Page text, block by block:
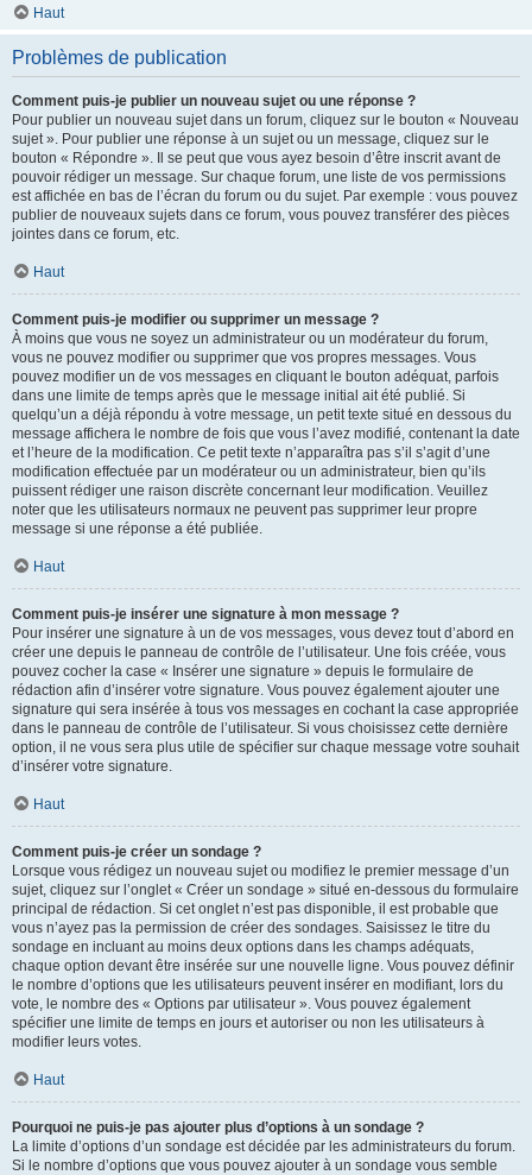
Haut
Problèmes de publication
Comment puis-je publier un nouveau sujet ou une réponse ?
Pour publier un nouveau sujet dans un forum, cliquez sur le bouton « Nouveau
sujet ». Pour publier une réponse à un sujet ou un message, cliquez sur le
bouton « Répondre ». Il se peut que vous ayez besoin d’être inscrit avant de
pouvoir rédiger un message. Sur chaque forum, une liste de vos permissions
est affichée en bas de l’écran du forum ou du sujet. Par exemple : vous pouvez
publier de nouveaux sujets dans ce forum, vous pouvez transférer des pièces
jointes dans ce forum, etc.
Haut
Comment puis-je modifier ou supprimer un message ?
À moins que vous ne soyez un administrateur ou un modérateur du forum,
vous ne pouvez modifier ou supprimer que vos propres messages. Vous
pouvez modifier un de vos messages en cliquant le bouton adéquat, parfois
dans une limite de temps après que le message initial ait été publié. Si
quelqu’un a déjà répondu à votre message, un petit texte situé en dessous du
message affichera le nombre de fois que vous l’avez modifié, contenant la date
et l’heure de la modification. Ce petit texte n’apparaîtra pas s’il s’agit d’une
modification effectuée par un modérateur ou un administrateur, bien qu’ils
puissent rédiger une raison discrète concernant leur modification. Veuillez
noter que les utilisateurs normaux ne peuvent pas supprimer leur propre
message si une réponse a été publiée.
Haut
Comment puis-je insérer une signature à mon message ?
Pour insérer une signature à un de vos messages, vous devez tout d’abord en
créer une depuis le panneau de contrôle de l’utilisateur. Une fois créée, vous
pouvez cocher la case « Insérer une signature » depuis le formulaire de
rédaction afin d’insérer votre signature. Vous pouvez également ajouter une
signature qui sera insérée à tous vos messages en cochant la case appropriée
dans le panneau de contrôle de l’utilisateur. Si vous choisissez cette dernière
option, il ne vous sera plus utile de spécifier sur chaque message votre souhait
d’insérer votre signature.
Haut
Comment puis-je créer un sondage ?
Lorsque vous rédigez un nouveau sujet ou modifiez le premier message d’un
sujet, cliquez sur l’onglet « Créer un sondage » situé en-dessous du formulaire
principal de rédaction. Si cet onglet n’est pas disponible, il est probable que
vous n’ayez pas la permission de créer des sondages. Saisissez le titre du
sondage en incluant au moins deux options dans les champs adéquats,
chaque option devant être insérée sur une nouvelle ligne. Vous pouvez définir
le nombre d’options que les utilisateurs peuvent insérer en modifiant, lors du
vote, le nombre des « Options par utilisateur ». Vous pouvez également
spécifier une limite de temps en jours et autoriser ou non les utilisateurs à
modifier leurs votes.
Haut
Pourquoi ne puis-je pas ajouter plus d’options à un sondage ?
La limite d’options d’un sondage est décidée par les administrateurs du forum.
Si le nombre d’options que vous pouvez ajouter à un sondage vous semble